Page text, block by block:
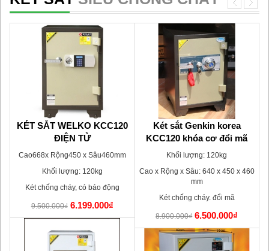
KÉT SẮT WELKO KCC120
ĐIỆN TỬ
Cao668x Rộng450 x Sâu460mm
Khối lượng: 120kg
Két chống cháy, có báo động
9.500.000₫ 6.199.000₫
Két sắt Genkin korea
KCC120 khóa cơ đổi mã
Khối lượng: 120kg
Cao x Rộng x Sâu: 640 x 450 x 460
mm
Két chống cháy. đổi mã
8.900.000₫ 6.500.000₫